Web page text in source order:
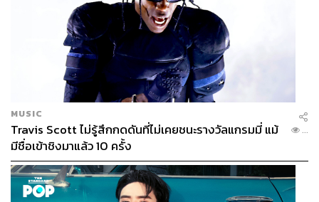
MUSIC
Travis Scott ไม่รู้สึกกดดันที่ไม่เคยชนะรางวัลแกรมมี่ แม้
มีชื่อเข้าชิงมาแล้ว 10 ครั้ง
...